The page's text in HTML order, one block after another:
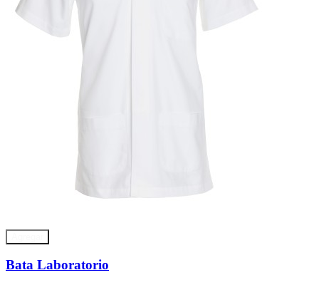
Bata Laboratorio